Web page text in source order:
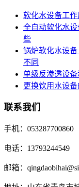
软化水设备工作
全自动软化水
些
锅炉软化水设
不同
单级反渗透设备
更换饮用水设
联系我们
手机：053287700860
电话：13793244549
邮箱：